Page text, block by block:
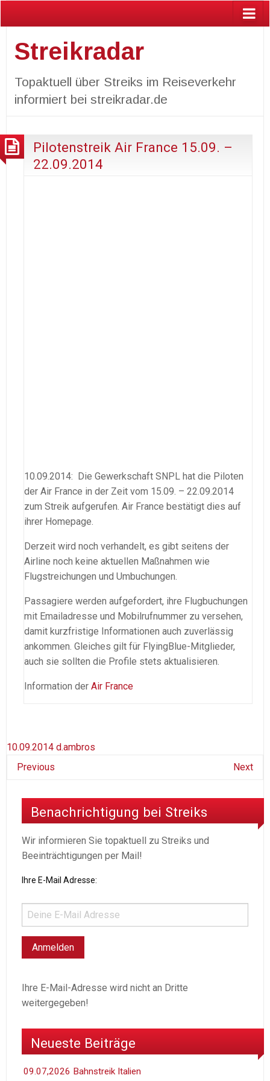
Streikradar
Topaktuell über Streiks im Reiseverkehr
informiert bei streikradar.de
Pilotenstreik Air France 15.09. –
22.09.2014
10.09.2014: Die Gewerkschaft SNPL hat die Piloten
der Air France in der Zeit vom 15.09. – 22.09.2014
zum Streik aufgerufen. Air France bestätigt dies auf
ihrer Homepage.
Derzeit wird noch verhandelt, es gibt seitens der
Airline noch keine aktuellen Maßnahmen wie
Flugstreichungen und Umbuchungen.
Passagiere werden aufgefordert, ihre Flugbuchungen
mit Emailadresse und Mobilrufnummer zu versehen,
damit kurzfristige Informationen auch zuverlässig
ankommen. Gleiches gilt für FlyingBlue-Mitglieder,
auch sie sollten die Profile stets aktualisieren.
Information der Air France
10.09.2014 d.ambros
Previous
Next
Benachrichtigung bei Streiks
Wir informieren Sie topaktuell zu Streiks und
Beeinträchtigungen per Mail!
Ihre E-Mail Adresse:
Ihre E-Mail-Adresse wird nicht an Dritte
weitergegeben!
Neueste Beiträge
09.07,2026 Bahnstreik Italien